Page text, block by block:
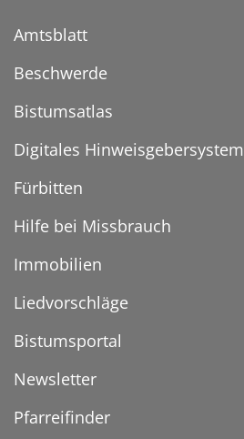
Amtsblatt
Beschwerde
Bistumsatlas
Digitales Hinweisgebersystem
Fürbitten
Hilfe bei Missbrauch
Immobilien
Liedvorschläge
Bistumsportal
Newsletter
Pfarreifinder